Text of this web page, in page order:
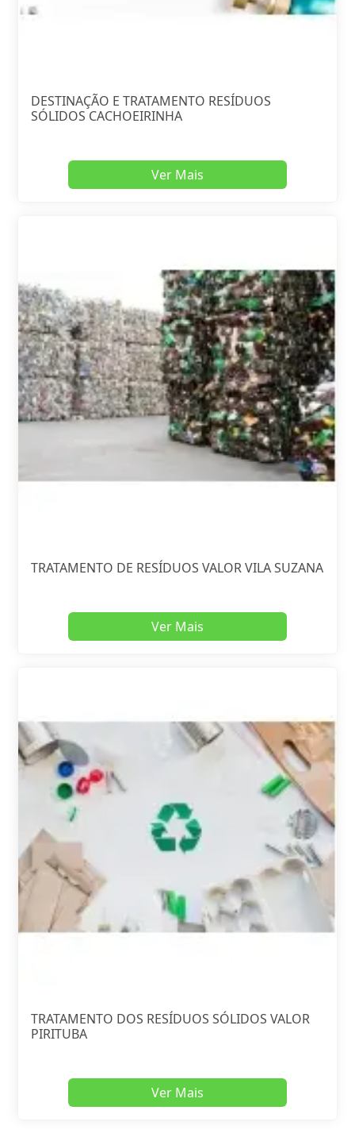
DESTINAÇÃO E TRATAMENTO RESÍDUOS
SÓLIDOS CACHOEIRINHA
Ver Mais
TRATAMENTO DE RESÍDUOS VALOR VILA SUZANA
Ver Mais
TRATAMENTO DOS RESÍDUOS SÓLIDOS VALOR
PIRITUBA
Ver Mais